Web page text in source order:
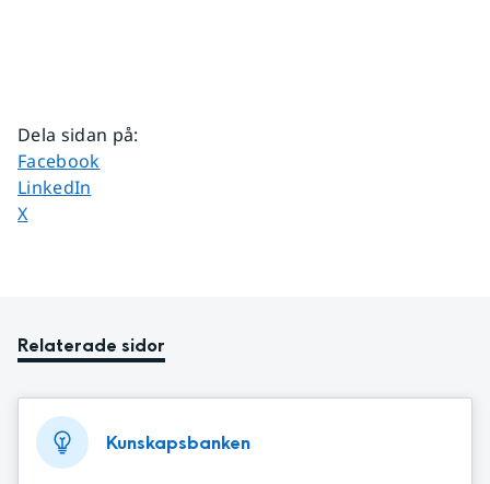
Dela sidan på:
Dela sidan på
Facebook
Dela sidan på
LinkedIn
Dela sidan på
X
Relaterade sidor
Kunskapsbanken